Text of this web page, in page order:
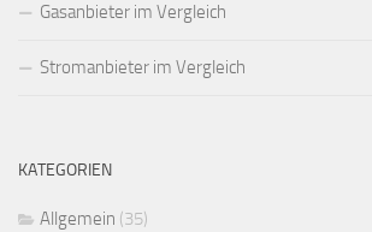
Gasanbieter im Vergleich
Stromanbieter im Vergleich
KATEGORIEN
Allgemein (35)